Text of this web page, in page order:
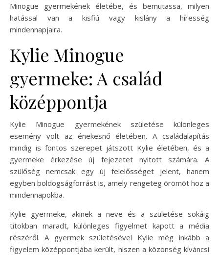
Minogue gyermekének életébe, és bemutassa, milyen
hatással van a kisfiú vagy kislány a híresség
mindennapjaira.
Kylie Minogue
gyermeke: A család
középpontja
Kylie Minogue gyermekének születése különleges
esemény volt az énekesnő életében. A családalapítás
mindig is fontos szerepet játszott Kylie életében, és a
gyermeke érkezése új fejezetet nyitott számára. A
szülőség nemcsak egy új felelősséget jelent, hanem
egyben boldogságforrást is, amely rengeteg örömöt hoz a
mindennapokba.
Kylie gyermeke, akinek a neve és a születése sokáig
titokban maradt, különleges figyelmet kapott a média
részéről. A gyermek születésével Kylie még inkább a
figyelem középpontjába került, hiszen a közönség kíváncsi